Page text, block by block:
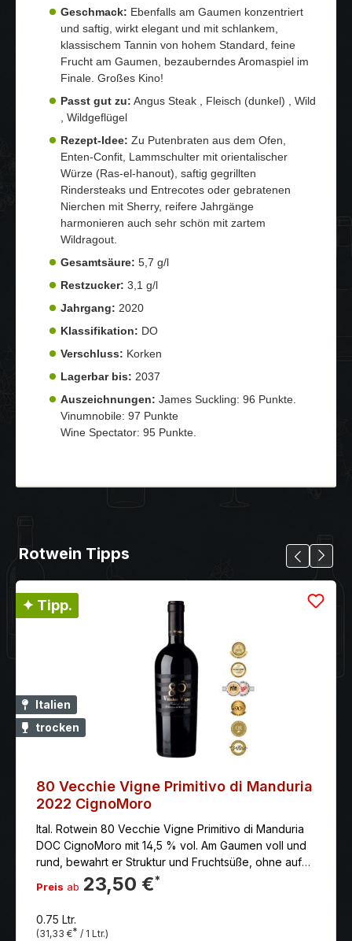
Geschmack: Ebenfalls am Gaumen konzentriert
und saftig, wirkt elegant und mit schlankem,
klassischem Tannin von hohem Standard, feine
Frucht am Gaumen, bezauberndes Aromaspiel im
Finale. Großes Kino!
Passt gut zu: Angus Steak , Fleisch (dunkel) , Wild
, Wildgeflügel
Rezept-Idee: Zu Putenbraten aus dem Ofen,
Enten-Confit, Lammschulter mit orientalischer
Würze (Ras-el-hanout), saftig gegrillten
Rindersteaks und Entrecotes oder gebratenen
Nierchen mit Sherry, reifere Jahrgänge
harmonieren auch sehr schön mit zartem
Wildragout.
Gesamtsäure: 5,7 g/l
Restzucker: 3,1 g/l
Jahrgang: 2020
Klassifikation: DO
Verschluss: Korken
Lagerbar bis: 2037
Auszeichnungen: James Suckling: 96 Punkte.
Vinumnobile: 97 Punkte
Wine Spectator: 95 Punkte.
Rotwein Tipps
✦ Tipp.
Italien
trocken
80 Vecchie Vigne Primitivo di Manduria
2022 CignoMoro
Ital. Rotwein 80 Vecchie Vigne Primitivo di Manduria
DOC CignoMoro mit 14,5 % vol. Am Gaumen voll und
rund, bewahrt er Struktur und Fruchtsüße, ohne auf
Frische und Rundheit zu verzichten.
Preis ab 23,50 €*
0.75 Ltr.
(31,33 €* / 1 Ltr.)